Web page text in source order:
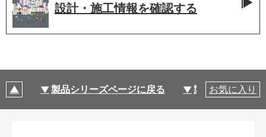
設計・施工情報を確認する
製品シリーズページに戻る 製品仕様
お気に入り